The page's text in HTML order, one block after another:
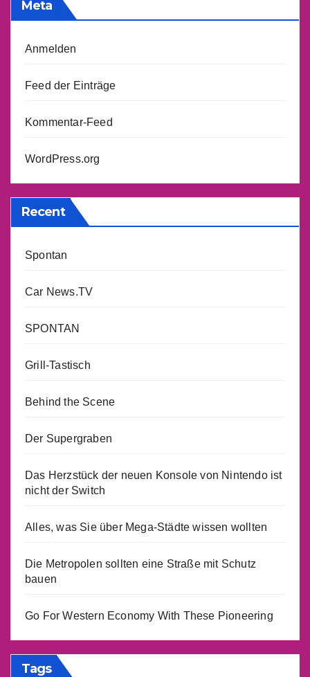
Meta
Anmelden
Feed der Einträge
Kommentar-Feed
WordPress.org
Recent
Spontan
Car News.TV
SPONTAN
Grill-Tastisch
Behind the Scene
Der Supergraben
Das Herzstück der neuen Konsole von Nintendo ist
nicht der Switch
Alles, was Sie über Mega-Städte wissen wollten
Die Metropolen sollten eine Straße mit Schutz
bauen
Go For Western Economy With These Pioneering
Tags